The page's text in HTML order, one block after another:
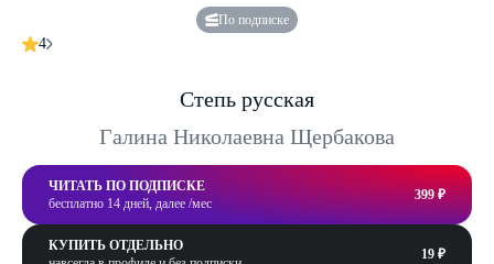
По подписке
4
Степь русская
Галина Николаевна Щербакова
ЧИТАТЬ ПО ПОДПИСКЕ
бесплатно 14 дней, далее /мес
399 ₽
КУПИТЬ ОТДЕЛЬНО
19 ₽